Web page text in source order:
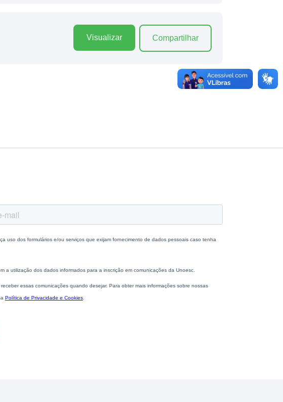
Visualizar Compartilhar